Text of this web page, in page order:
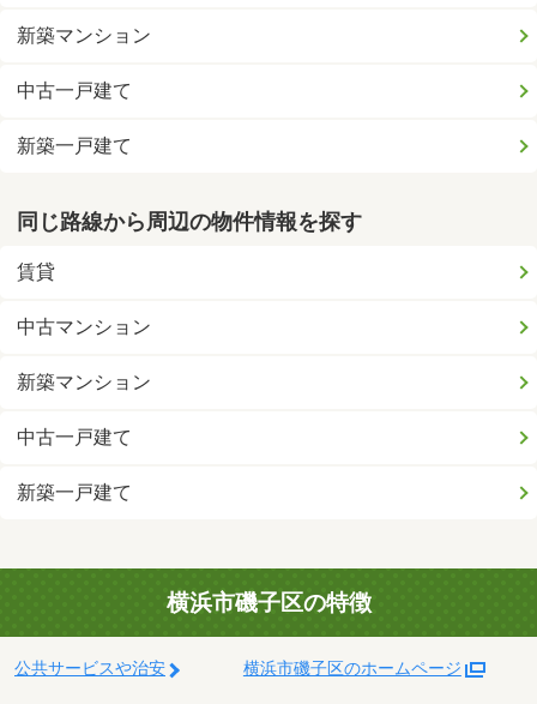
新築マンション
中古一戸建て
新築一戸建て
同じ路線から周辺の物件情報を探す
賃貸
中古マンション
新築マンション
中古一戸建て
新築一戸建て
横浜市磯子区の特徴
公共サービスや治安 横浜市磯子区のホームページ